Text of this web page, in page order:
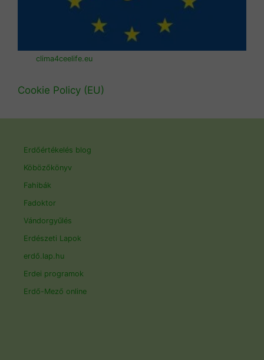
clima4ceelife.eu
Cookie Policy (EU)
Erdőértékelés blog
Köbözőkönyv
Fahibák
Fadoktor
Vándorgyűlés
Erdészeti Lapok
erdő.lap.hu
Erdei programok
Erdő-Mező online